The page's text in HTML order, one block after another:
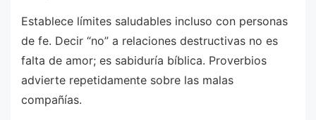
Establece límites saludables incluso con personas
de fe. Decir “no” a relaciones destructivas no es
falta de amor; es sabiduría bíblica. Proverbios
advierte repetidamente sobre las malas
compañías.